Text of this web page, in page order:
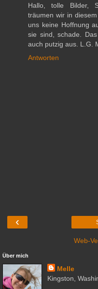
Hallo, tolle Bilder,
träumen wir in
uns keine Hoffnung
sie sind, schade.
auch putzig aus. L.G.
Antworten
‹
Web-
Über mich
Melle
Kingston,